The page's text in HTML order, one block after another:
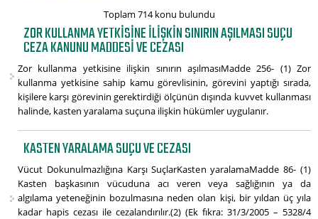
Toplam 714 konu bulundu
ZOR KULLANMA YETKISINE ILIŞKIN SINIRIN AŞILMASI SUÇU
CEZA KANUNU MADDESI VE CEZASI
Zor kullanma yetkisine ilişkin sınırın aşılmasıMadde 256- (1) Zor
kullanma yetkisine sahip kamu görevlisinin, görevini yaptığı sırada,
kişilere karşı görevinin gerektirdiği ölçünün dışında kuvvet kullanması
halinde, kasten yaralama suçuna ilişkin hükümler uygulanır.
KASTEN YARALAMA SUÇU VE CEZASI
Vücut Dokunulmazlığına Karşı SuçlarKasten yaralamaMadde 86- (1)
Kasten başkasının vücuduna acı veren veya sağlığının ya da
algılama yeteneğinin bozulmasına neden olan kişi, bir yıldan üç yıla
kadar hapis cezası ile cezalandırılır.(2) (Ek fıkra: 31/3/2005 – 5328/4